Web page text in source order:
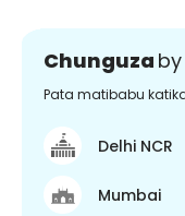
Chunguza by
Pata matibabu
Delhi NCR
Mumbai